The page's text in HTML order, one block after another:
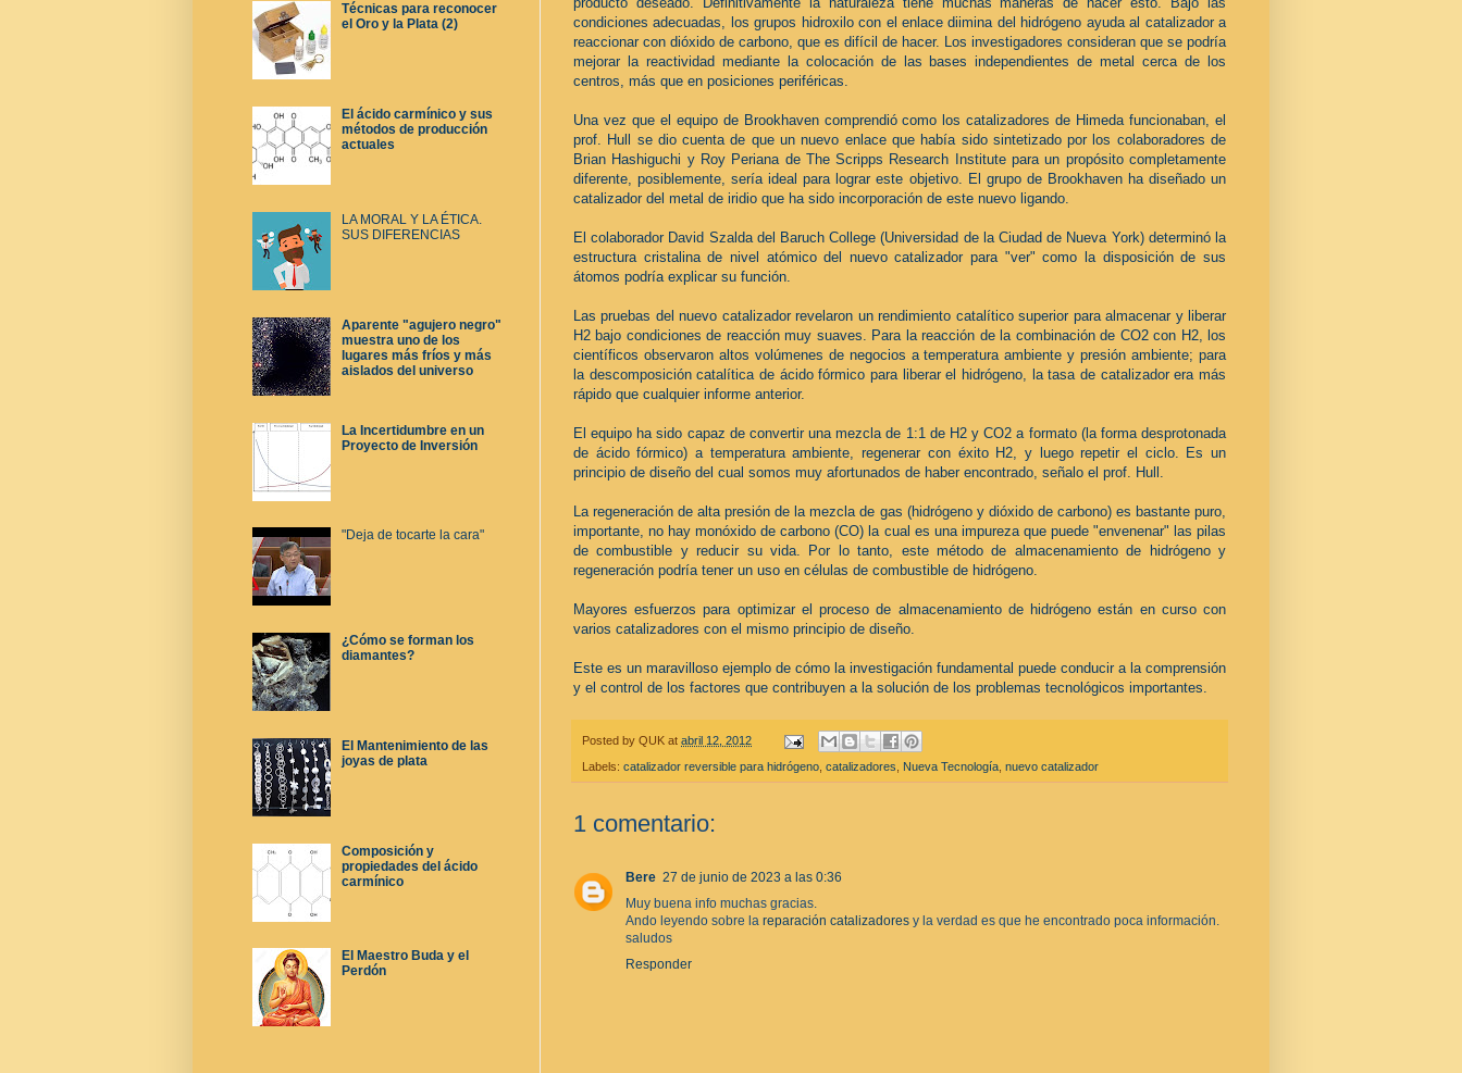
condiciones adecuadas, los grupos hidroxilo con el enlace diimina del hidrógeno ayuda al catalizador a
reaccionar con dióxido de carbono, que es difícil de hacer. Los investigadores consideran que se podría
mejorar la reactividad mediante la colocación de las bases independientes de metal cerca de los
centros, más que en posiciones periféricas.
Una vez que el equipo de Brookhaven comprendió como los catalizadores de Himeda funcionaban, el
prof. Hull se dio cuenta de que un nuevo enlace que había sido sintetizado por los colaboradores de
Brian Hashiguchi y Roy Periana de The Scripps Research Institute para un propósito completamente
diferente, posiblemente, sería ideal para lograr este objetivo. El grupo de Brookhaven ha diseñado un
catalizador del metal de iridio que ha sido incorporación de este nuevo ligando.
El colaborador David Szalda del Baruch College (Universidad de la Ciudad de Nueva York) determinó la
estructura cristalina de nivel atómico del nuevo catalizador para "ver" como la disposición de sus
átomos podría explicar su función.
Las pruebas del nuevo catalizador revelaron un rendimiento catalítico superior para almacenar y liberar
H2 bajo condiciones de reacción muy suaves. Para la reacción de la combinación de CO2 con H2, los
científicos observaron altos volúmenes de negocios a temperatura ambiente y presión ambiente; para
la descomposición catalítica de ácido fórmico para liberar el hidrógeno, la tasa de catalizador era más
rápido que cualquier informe anterior.
El equipo ha sido capaz de convertir una mezcla de 1:1 de H2 y CO2 a formato (la forma desprotonada
de ácido fórmico) a temperatura ambiente, regenerar con éxito H2, y luego repetir el ciclo. Es un
principio de diseño del cual somos muy afortunados de haber encontrado, señalo el prof. Hull.
La regeneración de alta presión de la mezcla de gas (hidrógeno y dióxido de carbono) es bastante puro,
importante, no hay monóxido de carbono (CO) la cual es una impureza que puede "envenenar" las pilas
de combustible y reducir su vida. Por lo tanto, este método de almacenamiento de hidrógeno y
regeneración podría tener un uso en células de combustible de hidrógeno.
Mayores esfuerzos para optimizar el proceso de almacenamiento de hidrógeno están en curso con
varios catalizadores con el mismo principio de diseño.
Este es un maravilloso ejemplo de cómo la investigación fundamental puede conducir a la comprensión
y el control de los factores que contribuyen a la solución de los problemas tecnológicos importantes.
Posted by QUK at abril 12, 2012
Labels: catalizador reversible para hidrógeno catalizadores Nueva Tecnología nuevo catalizador
1 comentario:
Bere 27 de junio de 2023 a las 0:36
Muy buena info muchas gracias.
Ando leyendo sobre la reparación catalizadores y la verdad es que he encontrado poca información.
saludos
Responder
Técnicas para reconocer
el Oro y la Plata (2)
El ácido carmínico y sus
métodos de producción
actuales
LA MORAL Y LA ÉTICA.
SUS DIFERENCIAS
Aparente "agujero negro"
muestra uno de los
lugares más fríos y más
aislados del universo
La Incertidumbre en un
Proyecto de Inversión
"Deja de tocarte la cara"
¿Cómo se forman los
diamantes?
El Mantenimiento de las
joyas de plata
Composición y
propiedades del ácido
carmínico
El Maestro Buda y el
Perdón